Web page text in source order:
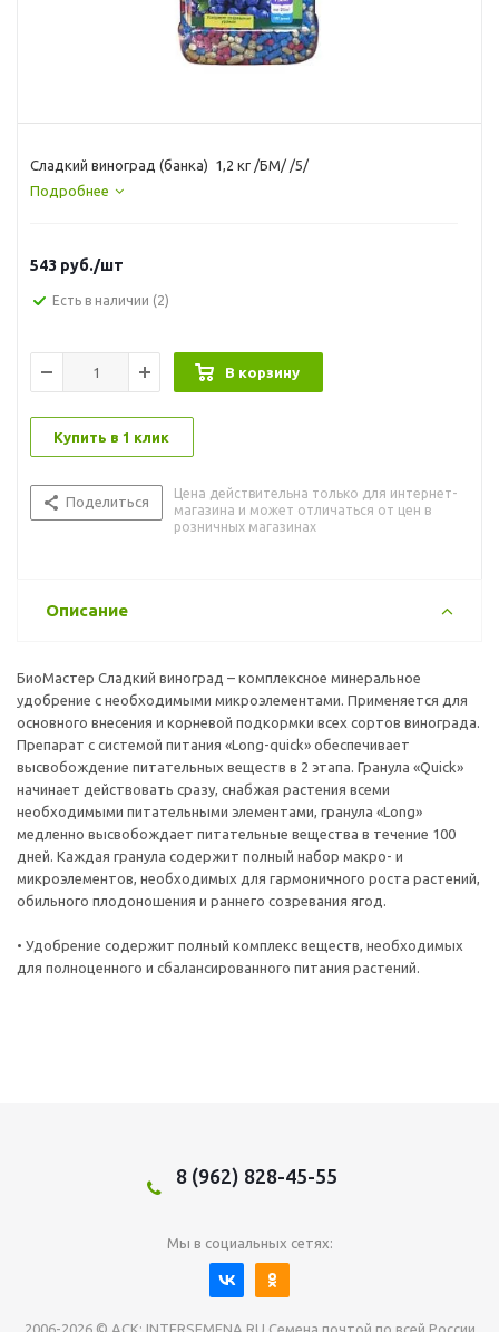
Сладкий виноград (банка) 1,2 кг /БМ/ /5/
Подробнее
543 руб./шт
Есть в наличии (2)
В корзину
Купить в 1 клик
Поделиться
Цена действительна только для интернет-
магазина и может отличаться от цен в
розничных магазинах
Описание
БиоМастер Сладкий виноград – комплексное минеральное
удобрение с необходимыми микроэлементами. Применяется для
основного внесения и корневой подкормки всех сортов винограда.
Препарат с системой питания «Long-quick» обеспечивает
высвобождение питательных веществ в 2 этапа. Гранула «Quick»
начинает действовать сразу, снабжая растения всеми
необходимыми питательными элементами, гранула «Long»
медленно высвобождает питательные вещества в течение 100
дней. Каждая гранула содержит полный набор макро- и
микроэлементов, необходимых для гармоничного роста растений,
обильного плодоношения и раннего созревания ягод.
• Удобрение содержит полный комплекс веществ, необходимых
для полноценного и сбалансированного питания растений.
8 (962) 828-45-55
Мы в социальных сетях:
2006-2026 © АСК: INTERSEMENA.RU Семена почтой по всей России